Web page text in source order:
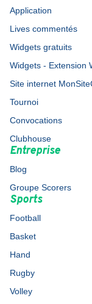
Application
Lives commentés
Widgets gratuits
Widgets - Extension
Site internet
Tournoi
Convocations
Clubhouse
Entreprise
Blog
Groupe Scorers
Sports
Football
Basket
Hand
Rugby
Volley